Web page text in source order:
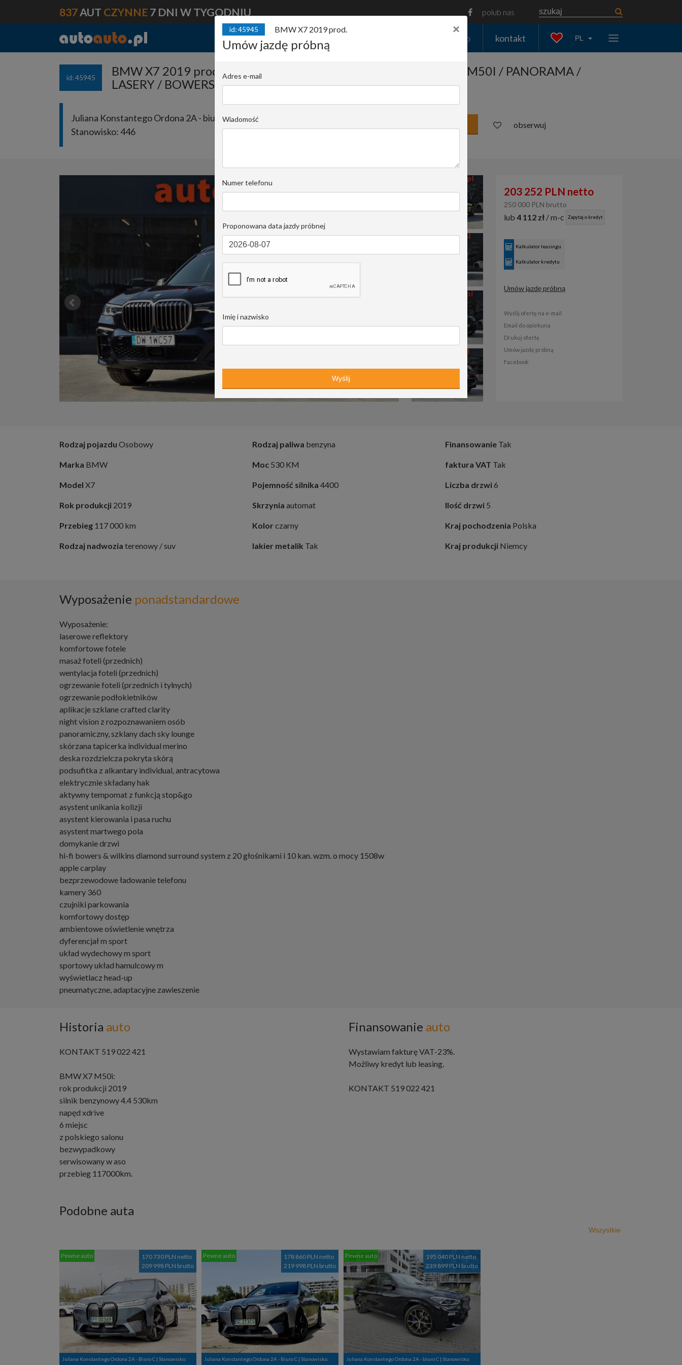
837AUT CZYNNE 7 DNI W TYGODNIU polub nas
auto auto kontakt PL
id: 45945
BMW X7 2019 prod. / 2019 1rej. SALON PL / BEZWYPADKOWY / M50I / PANORAMA /
LASERY / BOWERS&WILKINS
Juliana Konstantego Ordona 2A - biuro A |
Stanowisko:446
Igor Karolak
+48 519 022 421
obserwuj
203 252 PLN netto
250 000 PLN brutto
lub 4 112 zł / m-c Zapytaj o kredyt
Kalkulator leasingu
Kalkulator kredytu
Umów jazdę próbną
Wyślij ofertę na e-mail
Email do opiekuna
Drukuj ofertę
Umów jazdę próbną
Facebook
Rodzaj pojazdu Osobowy
Marka BMW
Model X7
Rok produkcji 2019
Przebieg 117 000 km
Rodzaj nadwozia terenowy / suv
Rodzaj paliwa benzyna
Moc 530 KM
Pojemność silnika 4400
Skrzynia automat
Kolor czarny
lakier metalik Tak
Finansowanie Tak
faktura VAT Tak
Liczba drzwi6
Ilość drzwi 5
Kraj pochodzenia Polska
Kraj produkcji Niemcy
Wyposażenie ponadstandardowe
Wyposażenie:
laserowe reflektory
komfortowe fotele
masaż foteli (przednich)
wentylacja foteli (przednich)
ogrzewanie foteli (przednich i tylnych)
ogrzewanie podłokietników
aplikacje szklane crafted clarity
night vision z rozpoznawaniem osób
panoramiczny, szklany dach sky lounge
skórzana tapicerka individual merino
deska rozdzielcza pokryta skórą
podsufitka z alkantary individual, antracytowa
elektrycznie składany hak
aktywny tempomat z funkcją stop&go
asystent unikania kolizji
asystent kierowania i pasa ruchu
asystent martwego pola
domykanie drzwi
hi-fi bowers & wilkins diamond surround system z 20 głośnikami i 10 kan. wzm. o mocy 1508w
apple carplay
bezprzewodowe ładowanie telefonu
kamery 360
czujniki parkowania
komfortowy dostęp
ambientowe oświetlenie wnętrza
dyferencjał m sport
układ wydechowy m sport
sportowy układ hamulcowy m
wyświetlacz head-up
pneumatyczne, adaptacyjne zawieszenie
Historia auto Finansowanie auto
KONTAKT 519 022 421
BMW X7 M50i:
rok produkcji 2019
silnik benzynowy 4.4 530km
napęd xdrive
6 miejsc
z polskiego salonu
bezwypadkowy
serwisowany w aso
przebieg 117000km.
Wystawiam fakturę VAT-23%.
Możliwy kredyt lub leasing.
KONTAKT 519 022 421
Podobne auta
Wszystkie
170 730 PLN netto
209 998 PLN brutto
Pewne auto
Juliana Konstantego Ordona 2A - Biuro C | Stanowisko:
178 860 PLN netto
219 998 PLN brutto
Pewne auto
Juliana Konstantego Ordona 2A - Biuro C | Stanowisko:
195 040 PLN netto
239 899 PLN brutto
Pewne auto
Juliana Konstantego Ordona 2A - biuro C | Stanowisko:
×
id: 45945 BMW X7 2019 prod.
Umów jazdę próbną
Adres e-mail
Wiadomość
Numer telefonu
Proponowana data jazdy próbnej
Imię i nazwisko